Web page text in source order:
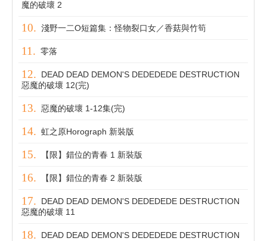
魔的破壞 2
淺野一二O短篇集：怪物裂口女／香菇與竹筍
零落
DEAD DEAD DEMON'S DEDEDEDE DESTRUCTION
惡魔的破壞 12(完)
惡魔的破壞 1-12集(完)
虹之原Horograph 新裝版
【限】錯位的青春 1 新裝版
【限】錯位的青春 2 新裝版
DEAD DEAD DEMON'S DEDEDEDE DESTRUCTION
惡魔的破壞 11
DEAD DEAD DEMON'S DEDEDEDE DESTRUCTION